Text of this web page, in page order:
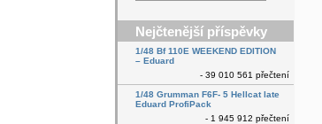
Nejčtenější příspěvky
1/48 Bf 110E WEEKEND EDITION
– Eduard
- 39 010 561 přečtení
1/48 Grumman F6F- 5 Hellcat late
Eduard ProfiPack
- 1 945 912 přečtení